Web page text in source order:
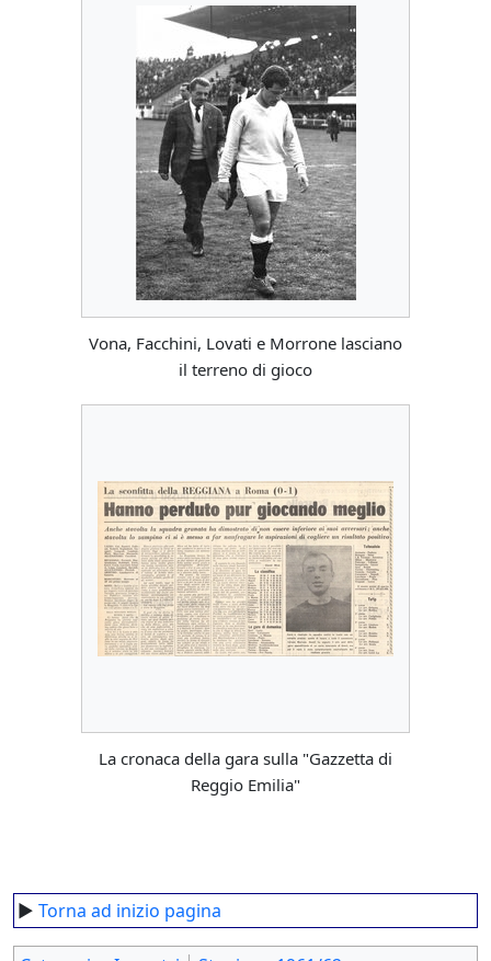
Vona, Facchini, Lovati e Morrone lasciano
il terreno di gioco
La cronaca della gara sulla "Gazzetta di
Reggio Emilia"
► Torna ad inizio pagina